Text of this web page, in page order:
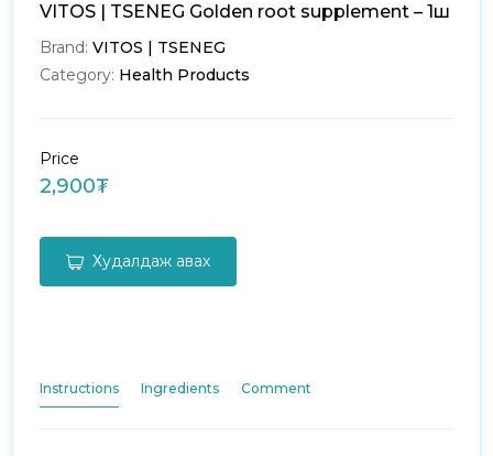
VITOS | TSENEG Golden root supplement – 1ш
Brand: VITOS | TSENEG
Category: Health Products
Price
2,900₮
Худалдаж авах
Instructions Ingredients Comment